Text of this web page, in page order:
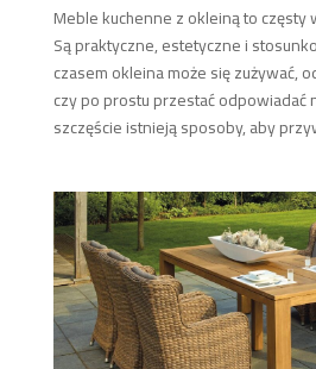
Meble kuchenne z okleiną to
Są praktyczne, estetyczne i
czasem okleina może się zużywać,
czy po prostu przestać odpowiadać
szczęście istnieją sposoby, aby